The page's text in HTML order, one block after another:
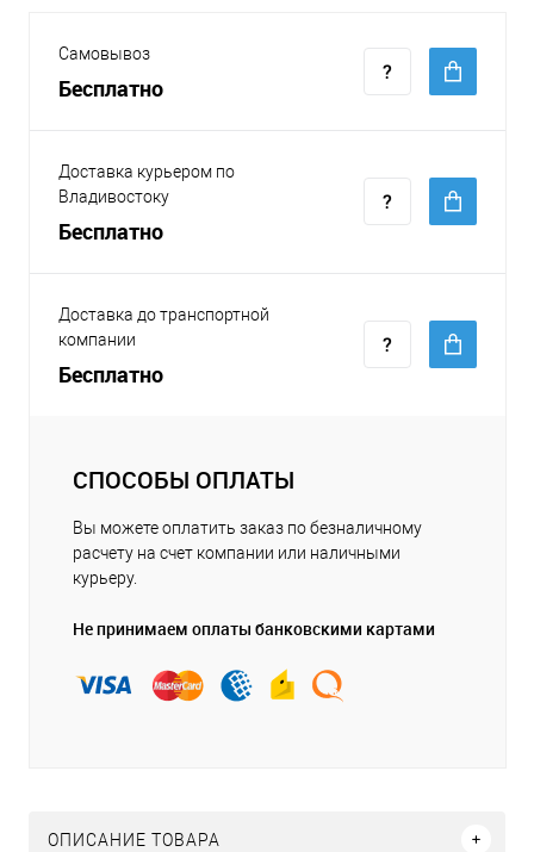
Самовывоз
Бесплатно
Доставка курьером по
Владивостоку
Бесплатно
Доставка до транспортной
компании
Бесплатно
СПОСОБЫ ОПЛАТЫ
Вы можете оплатить заказ по безналичному
расчету на счет компании или наличными
курьеру.
Не принимаем оплаты банковскими картами
ОПИСАНИЕ ТОВАРА